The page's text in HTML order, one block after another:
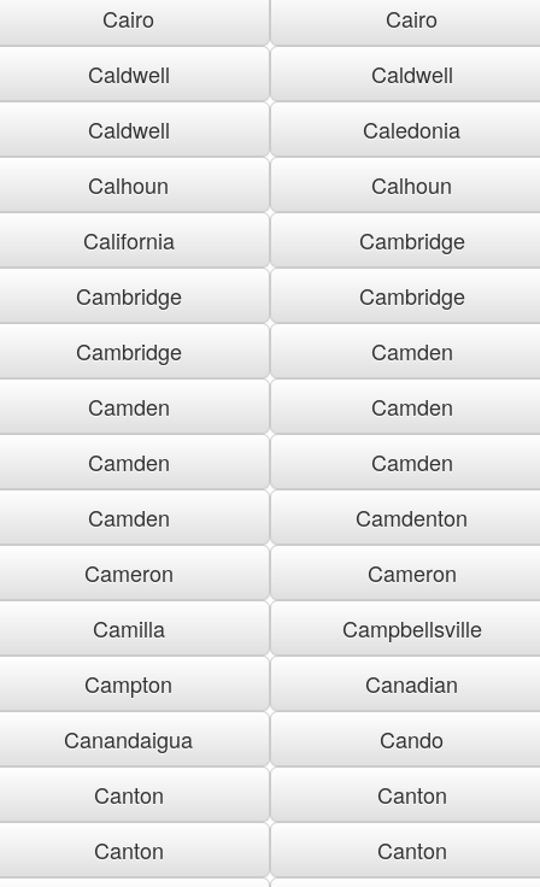
Cairo
Cairo
Caldwell
Caldwell
Caldwell
Caledonia
Calhoun
Calhoun
California
Cambridge
Cambridge
Cambridge
Cambridge
Camden
Camden
Camden
Camden
Camden
Camden
Camdenton
Cameron
Cameron
Camilla
Campbellsville
Campton
Canadian
Canandaigua
Cando
Canton
Canton
Canton
Canton